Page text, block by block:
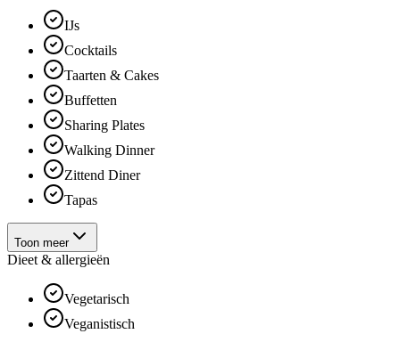
IJs
Cocktails
Taarten & Cakes
Buffetten
Sharing Plates
Walking Dinner
Zittend Diner
Tapas
Toon meer
Dieet & allergieën
Vegetarisch
Veganistisch